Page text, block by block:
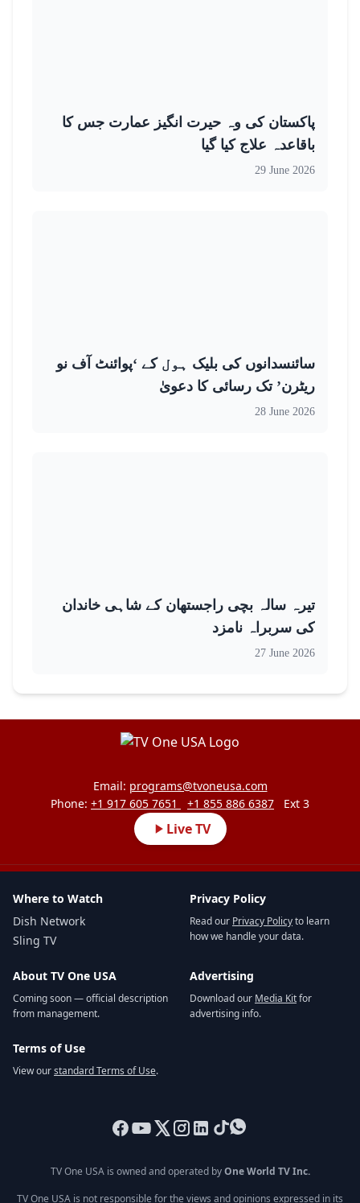
پاکستان کی وہ حیرت انگیز عمارت جس کا
باقاعدہ علاج کیا گیا
29 June 2026
سائنسدانوں کی بلیک ہول کے ‘پوائنٹ آف نو
ریٹرن’ تک رسائی کا دعویٰ
28 June 2026
تیرہ سالہ بچی راجستھان کے شاہی خاندان
کی سربراہ نامزد
27 June 2026
Email: programs@tvoneusa.com
Phone: +1 917 605 7651 +1 855 886 6387 Ext 3
Live TV
Where to Watch
Dish Network
Sling TV
Privacy Policy
Read our Privacy Policyto learn
how we handle your data.
About TV One USA
Coming soon — official description
from management.
Advertising
Download our Media Kitfor
advertising info.
Terms of Use
View ourstandard Terms of Use.
TV One USA is owned and operated byOne World TV Inc.
TV One USA is not responsible for the views and opinions expressed in its